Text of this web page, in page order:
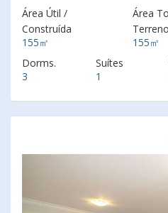
Área Útil /
Construída
155㎡
Área
Terreno
155㎡
Dorms.
3
Suítes
1